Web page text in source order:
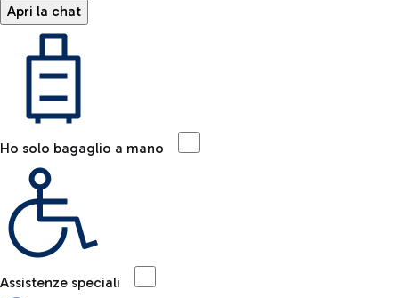
Apri la chat
Ho solo bagaglio a mano
Assistenze speciali